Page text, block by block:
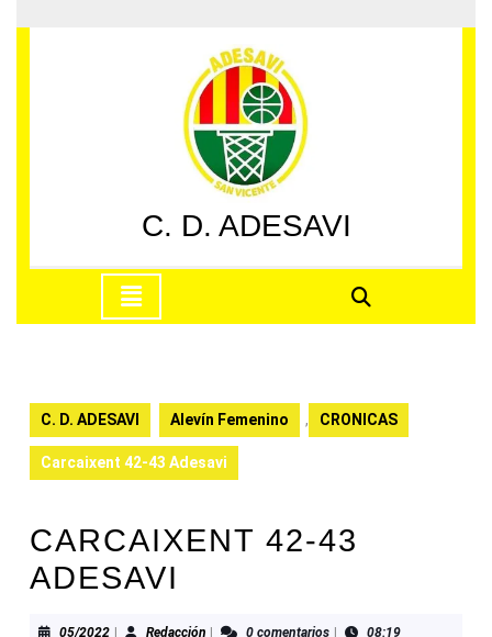
al
C. D. ADESAVI
apertura
C. D. ADESAVI Alevín Femenino , CRONICAS
Carcaixent 42-43 Adesavi
CARCAIXENT 42-43
ADESAVI
05/202205/2022RedacciónRedacción0 comentarios 08:19